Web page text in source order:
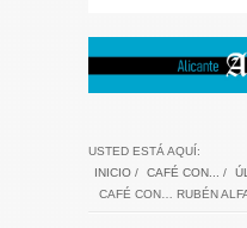
USTED ESTÁ AQUÍ:
INICIO / CAFÉ CON... /
CAFÉ CON… RUBÉN